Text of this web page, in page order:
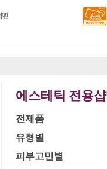
에스테틱 전용샵
전제품
유형별
피부고민별